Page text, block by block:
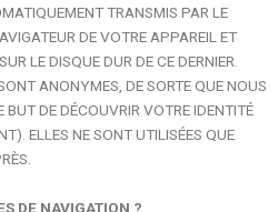
TRANSMIS PAR LE
DE VOTRE APPAREIL ET
LE DISQUE DUR DE CE DERNIER.
ANONYMES, DE SORTE QUE NOUS
DE DÉCOUVRIR VOTRE IDENTITÉ
ELLES NE SONT UTILISÉES QUE
DE NAVIGATION ?